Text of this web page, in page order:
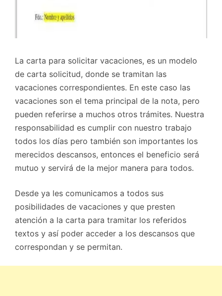
La carta para solicitar vacaciones, es un modelo
de carta solicitud, donde se tramitan las
vacaciones correspondientes. En este caso las
vacaciones son el tema principal de la nota, pero
pueden referirse a muchos otros trámites. Nuestra
responsabilidad es cumplir con nuestro trabajo
todos los días pero también son importantes los
merecidos descansos, entonces el beneficio será
mutuo y servirá de la mejor manera para todos.
Desde ya les comunicamos a todos sus
posibilidades de vacaciones y que presten
atención a la carta para tramitar los referidos
textos y así poder acceder a los descansos que
correspondan y se permitan.